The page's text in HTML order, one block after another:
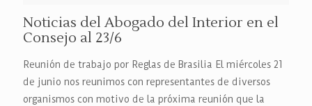
Noticias del Abogado del Interior en el
Consejo al 23/6
Reunión de trabajo por Reglas de Brasilia El miércoles 21
de junio nos reunimos con representantes de diversos
organismos con motivo de la próxima reunión que la